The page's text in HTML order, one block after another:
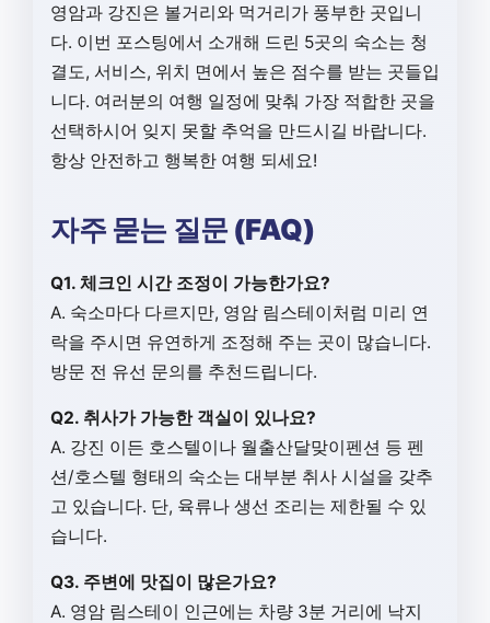
영암과 강진은 볼거리와 먹거리가 풍부한 곳입니
다. 이번 포스팅에서 소개해 드린 5곳의 숙소는 청
결도, 서비스, 위치 면에서 높은 점수를 받는 곳들입
니다. 여러분의 여행 일정에 맞춰 가장 적합한 곳을
선택하시어 잊지 못할 추억을 만드시길 바랍니다.
항상 안전하고 행복한 여행 되세요!
자주 묻는 질문 (FAQ)
Q1. 체크인 시간 조정이 가능한가요?
A. 숙소마다 다르지만, 영암 림스테이처럼 미리 연
락을 주시면 유연하게 조정해 주는 곳이 많습니다.
방문 전 유선 문의를 추천드립니다.
Q2. 취사가 가능한 객실이 있나요?
A. 강진 이든 호스텔이나 월출산달맞이펜션 등 펜
션/호스텔 형태의 숙소는 대부분 취사 시설을 갖추
고 있습니다. 단, 육류나 생선 조리는 제한될 수 있
습니다.
Q3. 주변에 맛집이 많은가요?
A. 영암 림스테이 인근에는 차량 3분 거리에 낙지